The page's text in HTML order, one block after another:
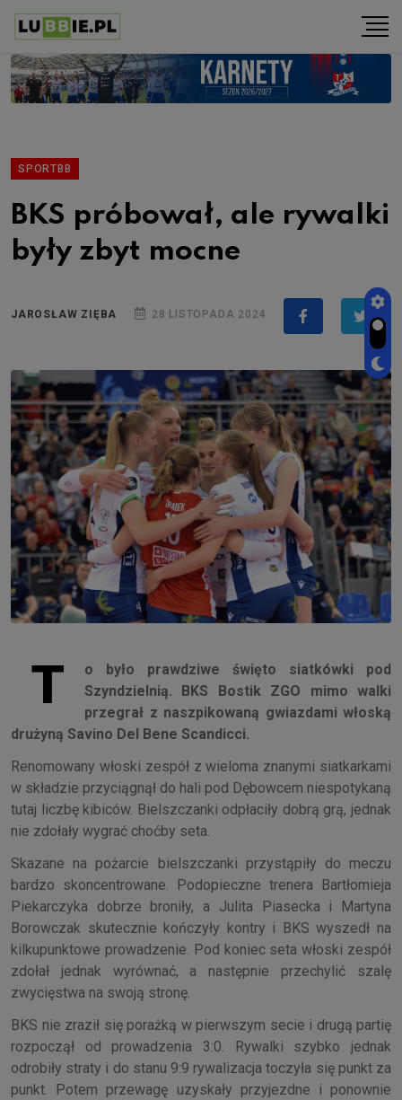
SPORTBB
BKS próbował, ale rywalki
były zbyt mocne
JAROSŁAW ZIĘBA 28 LISTOPADA 2024
T
o było prawdziwe święto siatkówki pod
Szyndzielnią. BKS Bostik ZGO mimo walki
przegrał z naszpikowaną gwiazdami włoską
drużyną Savino Del Bene Scandicci.
Renomowany włoski zespół z wieloma znanymi siatkarkami
w składzie przyciągnął do hali pod Dębowcem niespotykaną
tutaj liczbę kibiców. Bielszczanki odpłaciły dobrą grą, jednak
nie zdołały wygrać choćby seta.
Skazane na pożarcie bielszczanki przystąpiły do meczu
bardzo skoncentrowane. Podopieczne trenera Bartłomieja
Piekarczyka dobrze broniły, a Julita Piasecka i Martyna
Borowczak skutecznie kończyły kontry i BKS wyszedł na
kilkupunktowe prowadzenie. Pod koniec seta włoski zespół
zdołał jednak wyrównać, a następnie przechylić szalę
zwycięstwa na swoją stronę.
BKS nie zraził się porażką w pierwszym secie i drugą partię
rozpoczął od prowadzenia 3:0. Rywalki szybko jednak
odrobiły straty i do stanu 9:9 rywalizacja toczyła się punkt za
punkt. Potem przewagę uzyskały przyjezdne i ponownie